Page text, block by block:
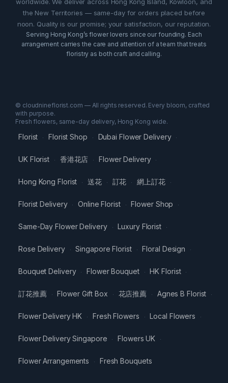
the New Territories — same-day for orders placed before
noon. Quality is our promise; your satisfaction, our reputation.
Serving Hong Kong’s flower lovers since our founding. Each
arrangement carries the care and attention of a team that treats
floristry as both craft and calling.
© cloudnineflorist.com — All rights reserved. Every bloom, crafted
with purpose.
Fresh flowers, same-day delivery, Hong Kong wide.
Florist · Florist Shop · Dubai Flower Delivery ·
UK Florist · 香港花店 · Flower Delivery ·
Hong Kong Florist · 送花 · 訂花 · 網上訂花 ·
Florist Delivery · Online Florist · Flower Shop ·
Same-Day Flower Delivery · Luxury Florist ·
Rose Delivery · Singapore Florist · Floral Design ·
Bouquet Delivery · Flower Bouquet · HK Florist ·
訂花推薦 · Flower Gift Box · 花店推薦 · Agnes B Florist ·
Flower Delivery HK · Fresh Flowers · Local Flowers ·
Flower Delivery Singapore · Flowers UK ·
Flower Arrangements · Fresh Bouquets